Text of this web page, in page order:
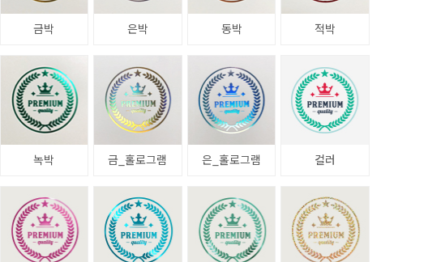
금박 은박 동박 적박
녹박 금_홀로그램 은_홀로그램 컬러